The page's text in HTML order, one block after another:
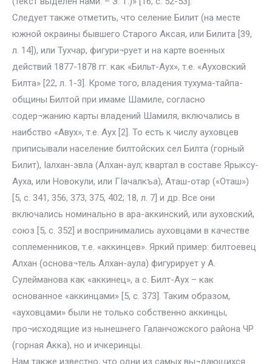
Следует также отметить, что селение Билит (на месте
южной окраины бывшего Старого Аксая, или Билита [39,
л. 14]), или Тухчар, фигури¬рует и на карте военных
действий 1877-1878 гг. как «Бильт-Аух», т.е. «Ауховский
Билта» [22, л. 1-3]. Кроме того, владения тухума-тайпа-
общины Билтой при имаме Шамиле, согласно
содер¬жанию карты владений Шамиля, включались в
наибство «Авух», т.е. Аух [2]. То есть к числу ауховцев
приписывали население билтойских сел Билта (горный
Билит), Iалхан-эвла (Алхан-аул; квартал в составе Ярыксу-
Ауха, или Новокули, или ГIачалкъа), Аташ-отар («Оташ»)
[5, с. 341, 356, 373, 375, 402; 18, л. 7] и др. Все они
включались номинально в ара-аккинский, или ауховский,
союз [5, с. 352] и воспринимались ауховцами в качестве
соплеменников, т.е. «аккинцев». Яркий пример: билтоевец
Алхан (основа¬тель Алхан-аула) фигурирует у А.
Сулейманова как «аккинец», а с. Билт-Аух – как
основанное «аккинцами» [5, с. 373]. Таким образом,
«ауховцами» были не только собственно аккинцы,
про¬исходящие из нынешнего Галанчожского района ЧР
(горная Акка), но и ичкеринцы.
Нам также известно, что одни из самых вы¬дающихся